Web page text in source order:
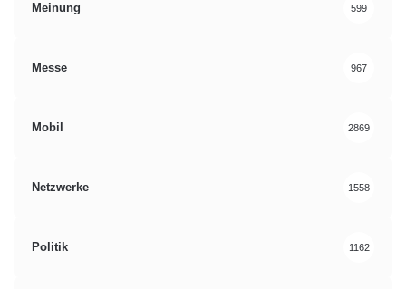
Meinung 599
Messe 967
Mobil 2869
Netzwerke 1558
Politik 1162